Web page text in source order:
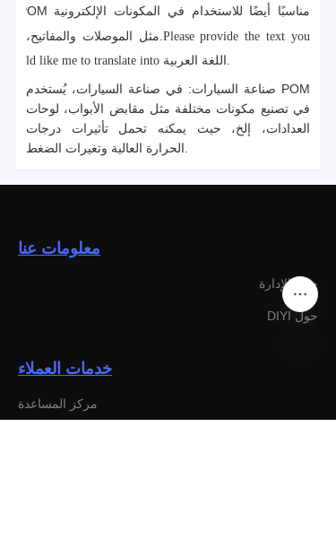
Please provide the text you
صناعة السيارات: في صناعة السيارات، يُستخدم POM
في تصنيع مكونات مختلفة مثل مقابض الأبواب، لوحات
العدادات، إلخ، حيث يمكنه تحمل تأثيرات درجات
معلومات عنا
حول الإدارة
حول DIYI
خدمات العملاء
مركز المساعدة